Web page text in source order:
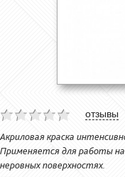
отзывы
Акриловая краска
Применяется для работы на
неровных поверхностях.